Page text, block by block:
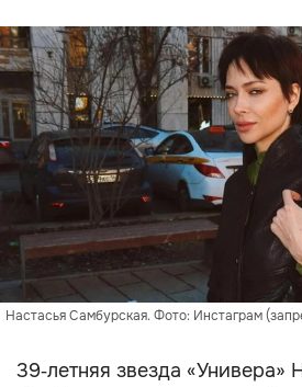
Настасья Самбурская. Фото: Инстаграм
39‑летняя звезда «Универа»